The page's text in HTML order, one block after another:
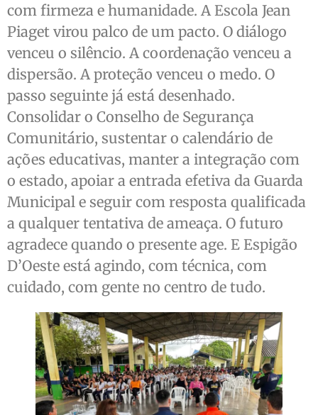
com firmeza e humanidade. A Escola Jean
Piaget virou palco de um pacto. O diálogo
venceu o silêncio. A coordenação venceu a
dispersão. A proteção venceu o medo. O
passo seguinte já está desenhado.
Consolidar o Conselho de Segurança
Comunitário, sustentar o calendário de
ações educativas, manter a integração com
o estado, apoiar a entrada efetiva da Guarda
Municipal e seguir com resposta qualificada
a qualquer tentativa de ameaça. O futuro
agradece quando o presente age. E Espigão
D’Oeste está agindo, com técnica, com
cuidado, com gente no centro de tudo.